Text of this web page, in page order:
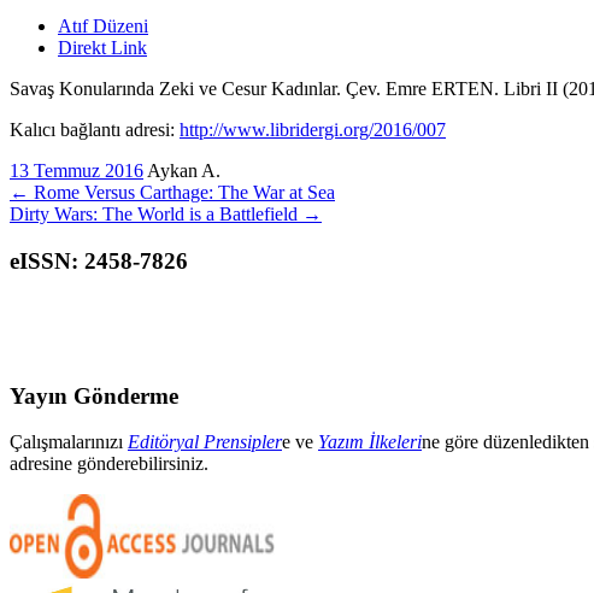
Atıf Düzeni
Direkt Link
Savaş Konularında Zeki ve Cesur Kadınlar. Çev. Emre ERTEN. Libri II
Kalıcı bağlantı adresi: http://www.libridergi.org/2016/007
13 Temmuz 2016 Aykan A.
← Rome Versus Carthage: The War at Sea
Dirty Wars: The World is a Battlefield →
eISSN: 2458-7826
Yayın Gönderme
Çalışmalarınızı Editöryal Prensiplere ve Yazım İlkelerine göre düzenledikten
adresine gönderebilirsiniz.